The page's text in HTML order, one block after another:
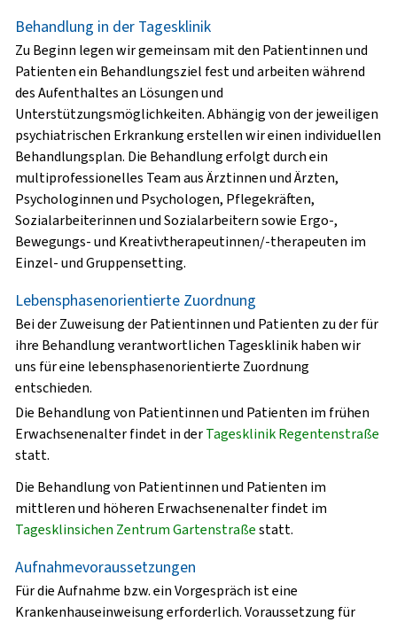
Behandlung in der Tagesklinik
Zu Beginn legen wir gemeinsam mit den Patientinnen und
Patienten ein Behandlungsziel fest und arbeiten während
des Aufenthaltes an Lösungen und
Unterstützungsmöglichkeiten. Abhängig von der jeweiligen
psychiatrischen Erkrankung erstellen wir einen individuellen
Behandlungsplan. Die Behandlung erfolgt durch ein
multiprofessionelles Team aus Ärztinnen und Ärzten,
Psychologinnen und Psychologen, Pflegekräften,
Sozialarbeiterinnen und Sozialarbeitern sowie Ergo-,
Bewegungs- und Kreativtherapeutinnen/-therapeuten im
Einzel- und Gruppensetting.
Lebensphasenorientierte Zuordnung
Bei der Zuweisung der Patientinnen und Patienten zu der für
ihre Behandlung verantwortlichen Tagesklinik haben wir
uns für eine lebensphasenorientierte Zuordnung
entschieden.
Die Behandlung von Patientinnen und Patienten im frühen
Erwachsenenalter findet in derTagesklinik Regentenstraße
statt.
Die Behandlung von Patientinnen und Patienten im
mittleren und höheren Erwachsenenalter findet im
Tagesklinsichen Zentrum Gartenstraßestatt.
Aufnahmevoraussetzungen
Für die Aufnahme bzw. ein Vorgespräch ist eine
Krankenhauseinweisung erforderlich. Voraussetzung für